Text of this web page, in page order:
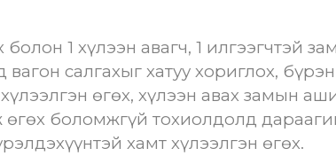
1 хүлээн авагч, 1 илгээгчтэй
салгахыг хатуу хориглох,
өгөх, хүлээн авах замын
өгөх боломжгүй тохиолдолд
хамт хүлээлгэн өгөх.